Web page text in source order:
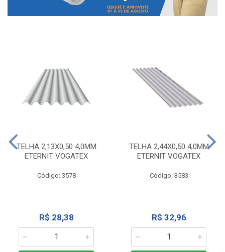
TELHA 2,13X0,50 4,0MM
ETERNIT VOGATEX
Código: 3578
R$ 28,38
TELHA 2,44X0,50 4,0MM
ETERNIT VOGATEX
Código: 3583
R$ 32,96